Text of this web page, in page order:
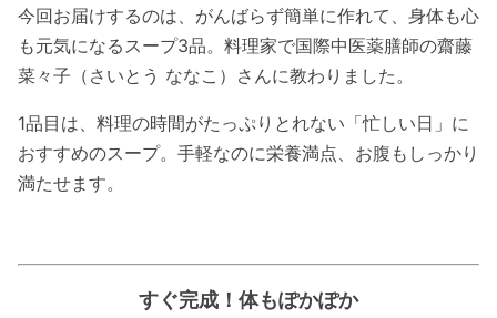
今回お届けするのは、がんばらず簡単に作れて、身体も心
も元気になるスープ3品。料理家で国際中医薬膳師の齋藤
菜々子（さいとう ななこ）さんに教わりました。
1品目は、料理の時間がたっぷりとれない「忙しい日」に
おすすめのスープ。手軽なのに栄養満点、お腹もしっかり
満たせます。
すぐ完成！体もぽかぽか